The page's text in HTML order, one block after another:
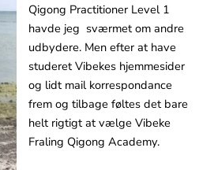
Qigong Practitioner Level 1
havde jeg sværmet om andre
udbydere. Men efter at have
studeret Vibekes hjemmesider
og lidt mail korrespondance
frem og tilbage føltes det bare
helt rigtigt at vælge Vibeke
Fraling Qigong Academy.